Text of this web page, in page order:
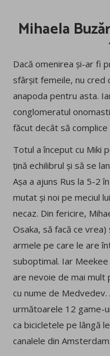
Mihaela
Dacă omenirea și-ar fi
sfârșit femeile, nu cred
anapoda pentru asta.
conglomeratul
făcut decât să complice
Totul a început cu Miki
țină echilibrul și să se
Așa a ajuns Rus la 5-2
mutat și noi pe meciul
necaz. Din fericire,
Osaka, să facă ce
armele pe care le are
suboptimal. Iar
are nevoie de mai mult
cu nume de Medvedev.
următoarele 12 game-
ca bicicletele pe lângă
canalele din Amsterdam.